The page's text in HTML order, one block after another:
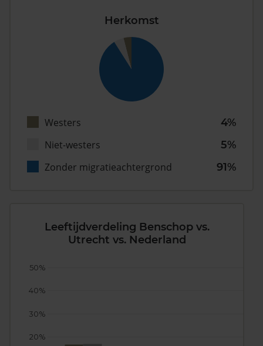
Herkomst
Westers
4%
Niet-westers
5%
Zonder migratieachtergrond
91%
Leeftijdverdeling Benschop vs.
Utrecht vs. Nederland
20%
30%
40%
50%